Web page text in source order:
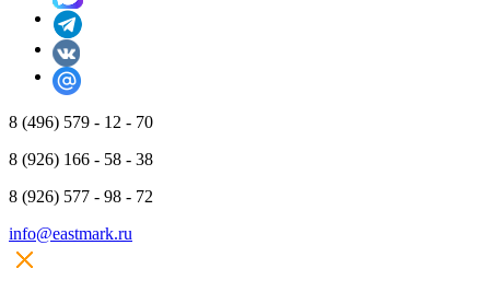
8 (496) 579 - 12 - 70
8 (926) 166 - 58 - 38
8 (926) 577 - 98 - 72
info@eastmark.ru